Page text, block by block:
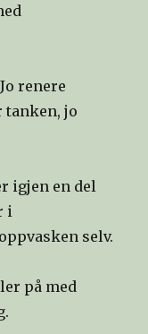
renere
tanken, jo
igjen en del
i
selv.
på med